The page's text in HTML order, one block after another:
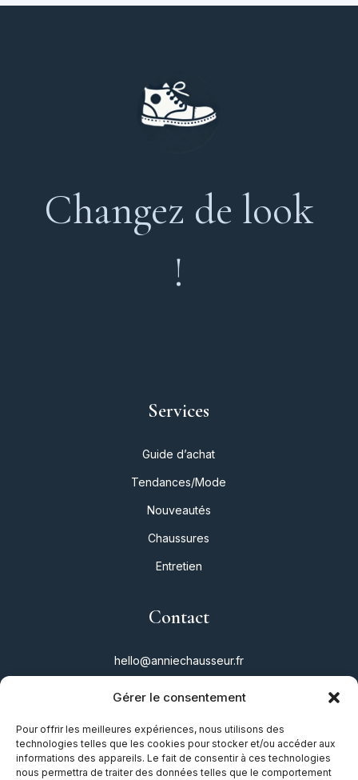
Gérer le consentement
Pour offrir les meilleures expériences, nous utilisons des
technologies telles que les cookies pour stocker et/ou accéder aux
informations des appareils. Le fait de consentir à ces technologies
nous permettra de traiter des données telles que le comportement
Changez de look
!
Services
Guide d’achat
Tendances/Mode
Nouveautés
Chaussures
Entretien
Contact
hello@anniechausseur.fr
Instagram